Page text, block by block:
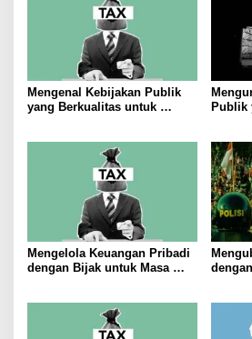
Mengenal Kebijakan Publik
yang Berkualitas untuk
Publik
Mengelola Keuangan Pribadi
dengan Bijak untuk Masa